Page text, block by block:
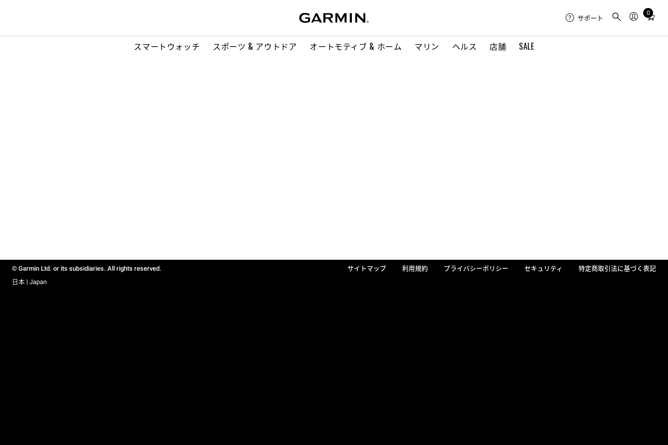
スマートウォッチ スポーツ & アウトドア オートモティブ & ホーム マリン ヘルス 店舗 SALE
サポート
0
Total
in
© Garmin Ltd. or its subsidiaries. All rights reserved. サイトマップ 利用規約 プライバシーポリシー セキュリティ
特定商取引法に基づく表記
日本 | Japan